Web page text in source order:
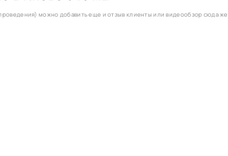
можно добавить еще и отзыв клиенты или видеообзор сюда же